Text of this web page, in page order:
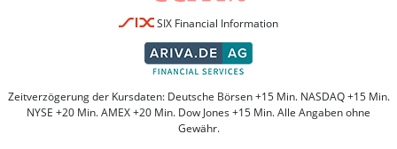
SIX Financial Information
Zeitverzögerung der Kursdaten: Deutsche Börsen +15 Min. NASDAQ +15 Min.
NYSE +20 Min. AMEX +20 Min. Dow Jones +15 Min. Alle Angaben ohne
Gewähr.